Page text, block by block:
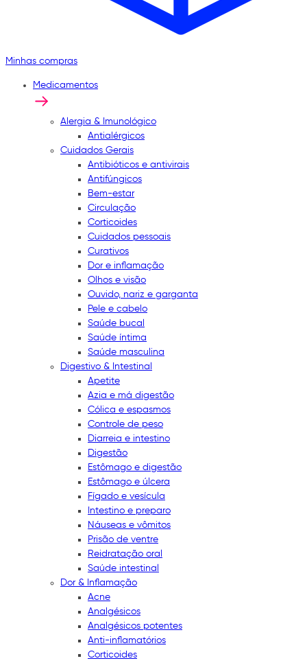
Minhas compras
Medicamentos
Alergia & Imunológico
Antialérgicos
Cuidados Gerais
Antibióticos e antivirais
Antifúngicos
Bem-estar
Circulação
Corticoides
Cuidados pessoais
Curativos
Dor e inflamação
Olhos e visão
Ouvido, nariz e garganta
Pele e cabelo
Saúde bucal
Saúde íntima
Saúde masculina
Digestivo & Intestinal
Apetite
Azia e má digestão
Cólica e espasmos
Controle de peso
Diarreia e intestino
Digestão
Estômago e digestão
Estômago e úlcera
Fígado e vesícula
Intestino e preparo
Náuseas e vômitos
Prisão de ventre
Reidratação oral
Saúde intestinal
Dor & Inflamação
Acne
Analgésicos
Analgésicos potentes
Anti-inflamatórios
Corticoides